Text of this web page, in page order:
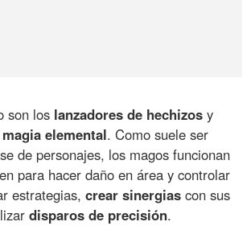
son los lanzadores de hechizos y
magia elemental. Como suele ser
de personajes, los magos funcionan
para hacer daño en área y controlar
estrategias,crear sinergias con sus
disparos de precisión.